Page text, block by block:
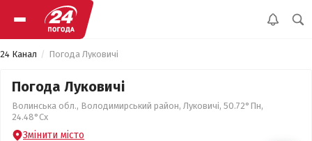
24 Канал Погода Луковичі
Погода Луковичі
Волинська обл., Володимирський район, Луковичі, 50.72°Пн,
24.48°Сх
Змінити місто